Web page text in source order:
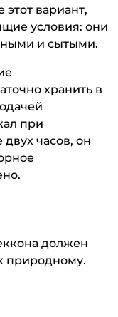
вариант,
условия: они
и сытыми.
хранить в
при
часов, он
должен
природному.